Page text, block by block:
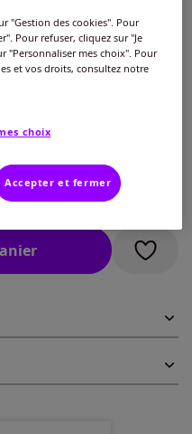
"Gestion des cookies". Pour
Pour refuser, cliquez sur "Je
"Personnaliser mes choix". Pour
et vos droits, consultez notre
choix
Accepter et fermer